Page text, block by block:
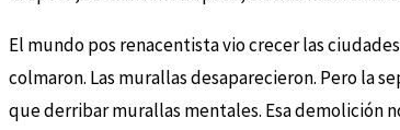
El mundo pos renacentista vio crecer las
colmaron. Las murallas desaparecieron. Pero la
que derribar murallas mentales. Esa demolición